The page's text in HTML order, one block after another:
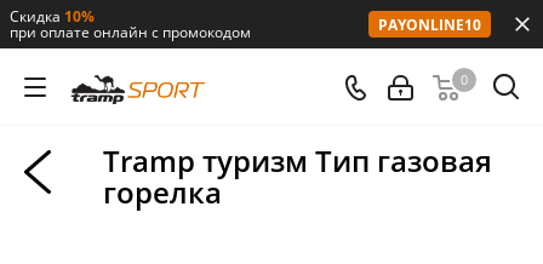
Скидка 10%
при оплате онлайн с промокодом PAYONLINE10
0
Tramp туризм Тип газовая
горелка